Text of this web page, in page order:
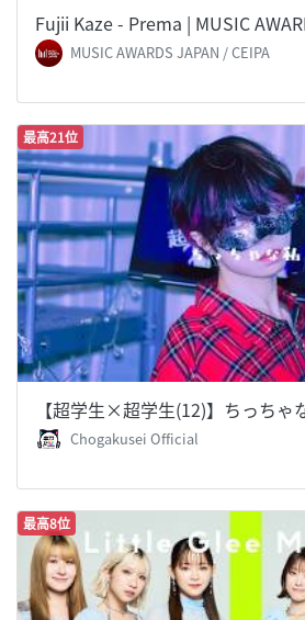
Fujii Kaze - Prema | MUSIC
MUSIC AWARDS JAPAN / CEIPA
最高21位
【超学生×超学生(12)】ちっちゃ
Chogakusei Official
最高8位